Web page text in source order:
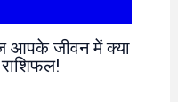
आपके जीवन में क्या